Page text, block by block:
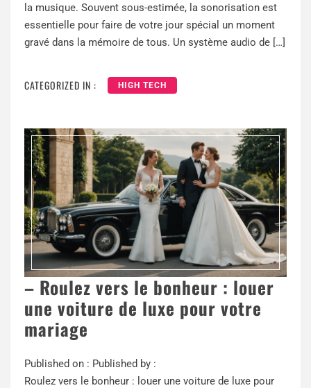
la musique. Souvent sous-estimée, la sonorisation est
essentielle pour faire de votre jour spécial un moment
gravé dans la mémoire de tous. Un système audio de […]
CATEGORIZED IN : HIGH TECH
– Roulez vers le bonheur : louer
une voiture de luxe pour votre
mariage
Published on : Published by :
Roulez vers le bonheur : louer une voiture de luxe pour